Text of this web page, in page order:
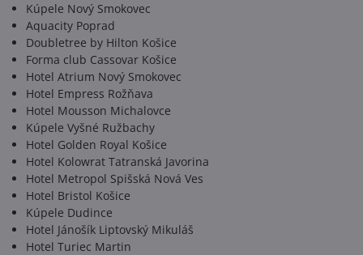
Kúpele Nový Smokovec
Aquacity Poprad
Doubletree by Hilton Košice
Forma club Cassovar Košice
Hotel Atrium Nový Smokovec
Hotel Empress Rožňava
Hotel Mousson Michalovce
Kúpele Vyšné Ružbachy
Hotel Golden Royal Košice
Hotel Kolowrat Tatranská Javorina
Hotel Metropol Spišská Nová Ves
Hotel Bristol Košice
Kúpele Dudince
Hotel Jánošík Liptovský Mikuláš
Hotel Turiec Martin